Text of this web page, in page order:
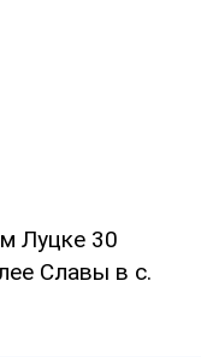
Луцке 30
Славы в с.